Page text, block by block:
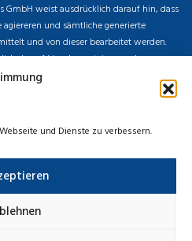
und Dienste zu verbessern.
GmbH weist ausdrücklich darauf hin, dass
und sämtliche generierte
und von dieser bearbeitet werden.
darauf hin, dass wir in manchen
die gewünschten Services als
Ortstarif bieten. Neben eigenen
weiter vermitteln. Im Falle eines
sind direkt gegenüber der
nicht an uns zu richten. Entnehmen Sie
bitte dem Auftragsformular, welches Sie